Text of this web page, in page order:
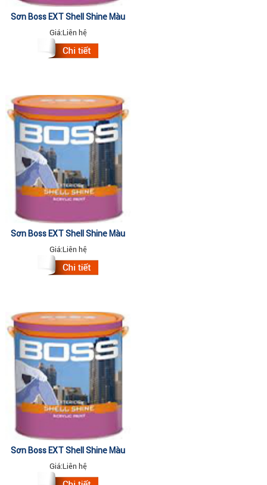
Sơn Boss EXT Shell Shine Màu
Đặc Biệt 4.375Lit
Giá:Liên hệ
Sơn Boss EXT Shell Shine Màu
Thường 4.375Lit
Giá:Liên hệ
Sơn Boss EXT Shell Shine Màu
Thường 18Lit
Giá:Liên hệ